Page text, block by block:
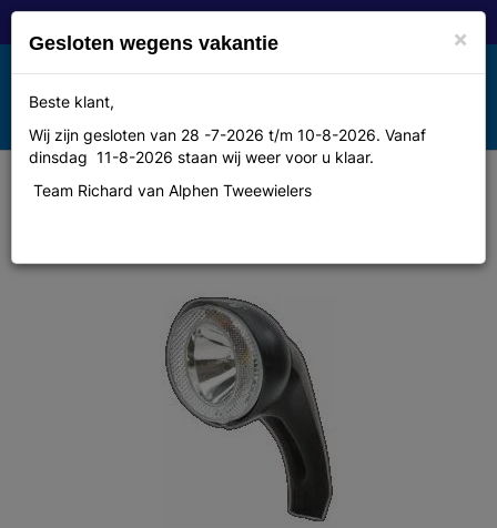
Toggle
navigation
MENU
Spanninga Koplamp span radius
×
Gesloten wegens vakantie
Beste klant,
Wij zijn gesloten van 28 -7-2026 t/m 10-8-2026. Vanaf
dinsdag 11-8-2026 staan wij weer voor u klaar.
Team Richard van Alphen Tweewielers